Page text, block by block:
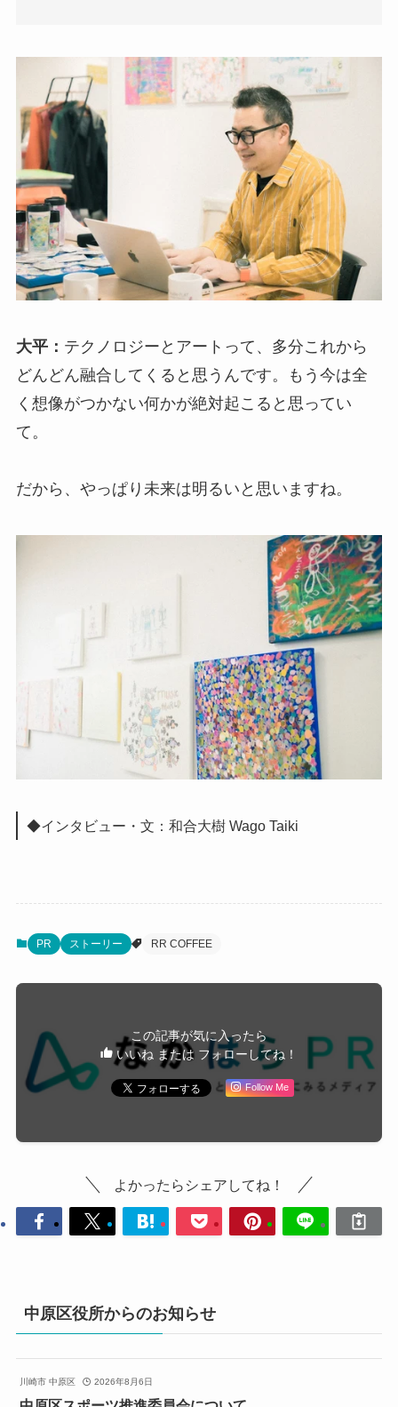
大平： テクノロジーとアートって、多分これから
どんどん融合してくると思うんです。もう今は全
く想像がつかない何かが絶対起こると思ってい
て。
だから、やっぱり未来は明るいと思いますね。
◆インタビュー・文：和合大樹 Wago Taiki
PR ストーリー RR COFFEE
この記事が気に入ったら
いいね または フォローしてね！
Follow Me
よかったらシェアしてね！
中原区役所からのお知らせ
川崎市 中原区 2026年8月6日